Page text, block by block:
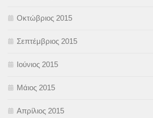
Οκτώβριος 2015
Σεπτέμβριος 2015
Ιούνιος 2015
Μάιος 2015
Απρίλιος 2015